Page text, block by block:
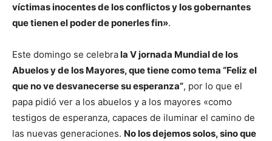
víctimas inocentes de los conflictos y los gobernantes
que tienen el poder de ponerles fin».
Este domingo se celebrala V jornada Mundial de los
Abuelos y de los Mayores, que tiene como tema “Feliz el
que no ve desvanecerse su esperanza”, por lo que el
papa pidió ver a los abuelos y a los mayores «como
testigos de esperanza, capaces de iluminar el camino de
las nuevas generaciones. No los dejemos solos, sino que